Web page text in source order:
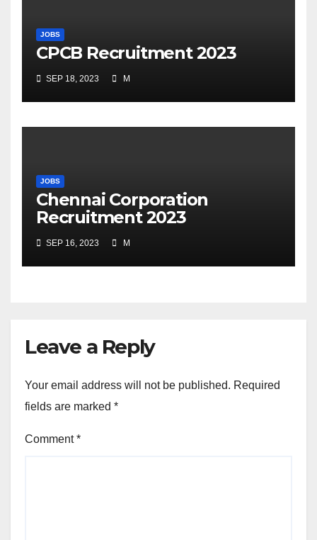
JOBS
CPCB Recruitment 2023
SEP 18, 2023 M
JOBS
Chennai Corporation
Recruitment 2023
SEP 16, 2023 M
Leave a Reply
Your email address will not be published. Required
fields are marked *
Comment*